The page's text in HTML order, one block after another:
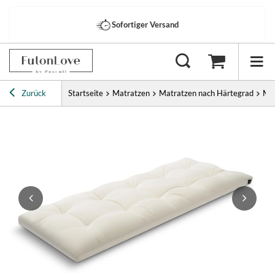
Sofortiger Versand
Zurück Startseite Matratzen Matratzen nach Härtegrad